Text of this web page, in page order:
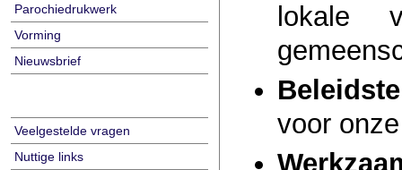
Parochiedrukwerk
Vorming
Nieuwsbrief
Veelgestelde vragen
Nuttige links
lokale
voor